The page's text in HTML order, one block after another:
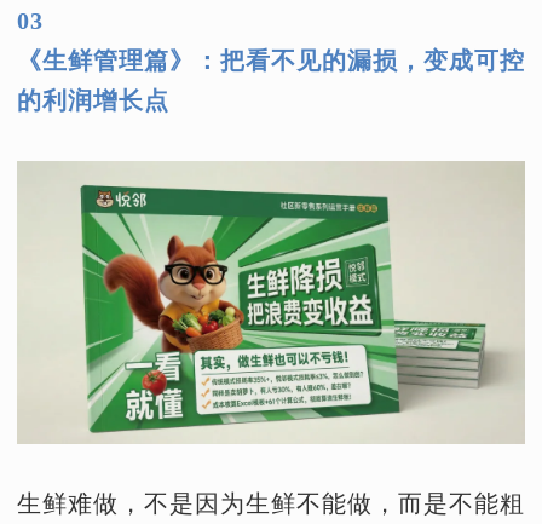
03
《生鲜管理篇》：把看不见的漏损，变成可控
的利润增长点
生鲜难做，不是因为生鲜不能做，而是不能粗